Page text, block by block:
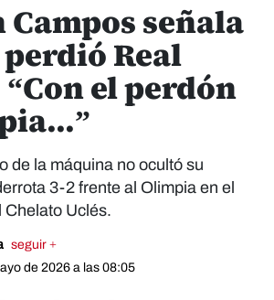
Campos señala
Real
el perdón
de la máquina no ocultó su
3-2 frente al Olimpia en el
Uclés.
seguir +
de 2026 a las 08:05